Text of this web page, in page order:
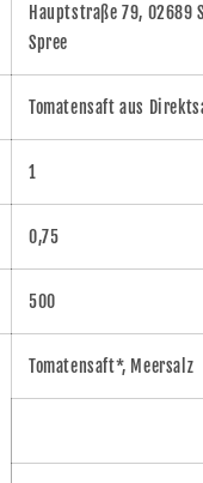
Hauptstraße 79, 02689
Spree
Tomatensaft aus
1
0,75
500
Tomatensaft*, Meersalz